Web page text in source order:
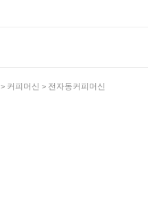
> 커피머신 > 전자동커피머신